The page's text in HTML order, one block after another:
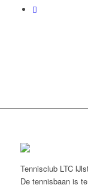
Tennisclub LTC
De tennisbaan is